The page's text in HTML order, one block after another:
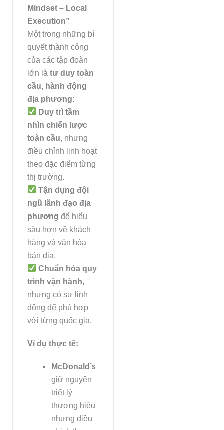
Mindset – Local
Execution”
Một trong những bí
quyết thành công
của các tập đoàn
lớn làtư duy toàn
cầu, hành động
địa phương:
Duy trì tầm
nhìn chiến lược
toàn cầu, nhưng
điều chỉnh linh hoạt
theo đặc điểm từng
thị trường.
Tận dụng đội
ngũ lãnh đạo địa
phương để hiểu
sâu hơn về khách
hàng và văn hóa
bản địa.
Chuẩn hóa quy
trình vận hành,
nhưng có sự linh
động để phù hợp
với từng quốc gia.
Ví dụ thực tế:
McDonald’s
giữ nguyên
triết lý
thương hiệu
nhưng điều